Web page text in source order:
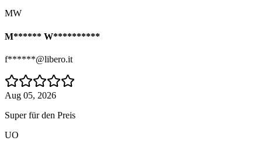
MW
M****** W**********
f******@libero.it
Aug 05, 2026
Super für den Preis
UO